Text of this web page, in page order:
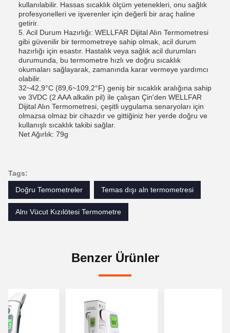
kullanılabilir. Hassas sıcaklık ölçüm yetenekleri, onu sağlık
profesyonelleri ve işverenler için değerli bir araç haline
getirir.
5. Acil Durum Hazırlığı: WELLFAR Dijital Alın Termometresi
gibi güvenilir bir termometreye sahip olmak, acil durum
hazırlığı için esastır. Hastalık veya sağlık acil durumları
durumunda, bu termometre hızlı ve doğru sıcaklık
okumaları sağlayarak, zamanında karar vermeye yardımcı
olabilir.
32~42,9°C (89,6~109,2°F) geniş bir sıcaklık aralığına sahip
ve 3VDC (2 AAA alkalin pil) ile çalışan Çin'den WELLFAR
Dijital Alın Termometresi, çeşitli uygulama senaryoları için
olmazsa olmaz bir cihazdır ve gittiğiniz her yerde doğru ve
kullanışlı sıcaklık takibi sağlar.
Net Ağırlık: 79g
Tags:
Doğru Temometreler
Temas dışı aln termometresi
Alnı Vücut Kızılötesi Termometre
Benzer Ürünler